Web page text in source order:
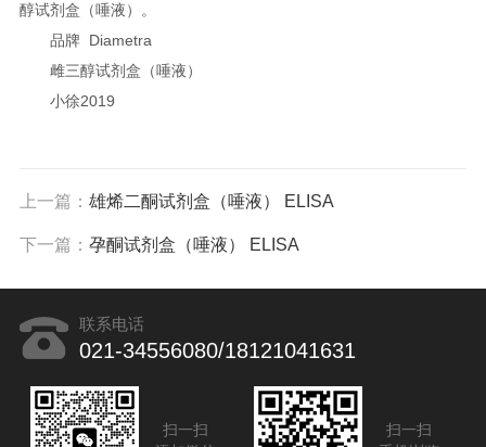
醇试剂盒（唾液）。
品牌 Diametra
雌三醇试剂盒（唾液）
小徐2019
上一篇： 雄烯二酮试剂盒（唾液） ELISA
下一篇： 孕酮试剂盒（唾液） ELISA
联系电话
021-34556080/18121041631
扫一扫
扫一扫